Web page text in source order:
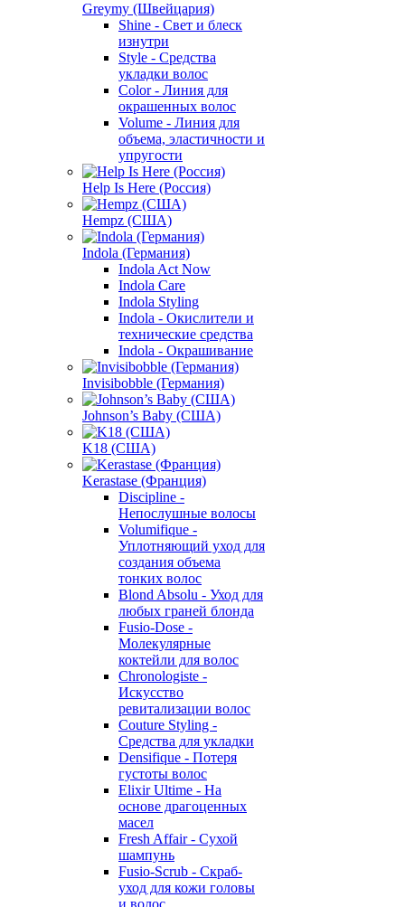
Greymy (Швейцария)
Shine - Свет и блеск
изнутри
Style - Средства
укладки волос
Color - Линия для
окрашенных волос
Volume - Линия для
объема, эластичности и
упругости
Help Is Here (Россия)
Hempz (США)
Indola (Германия)
Indola Act Now
Indola Care
Indola Styling
Indola - Окислители и
технические средства
Indola - Окрашивание
Invisibobble (Германия)
Johnson’s Baby (США)
K18 (США)
Kerastase (Франция)
Discipline -
Непослушные волосы
Volumifique -
Уплотняющий уход для
создания объема
тонких волос
Blond Absolu - Уход для
любых граней блонда
Fusio-Dose -
Молекулярные
коктейли для волос
Chronologiste -
Искусство
ревитализации волос
Couture Styling -
Средства для укладки
Densifique - Потеря
густоты волос
Elixir Ultime - На
основе драгоценных
масел
Fresh Affair - Сухой
шампунь
Fusio-Scrub - Скраб-
уход для кожи головы
и волос